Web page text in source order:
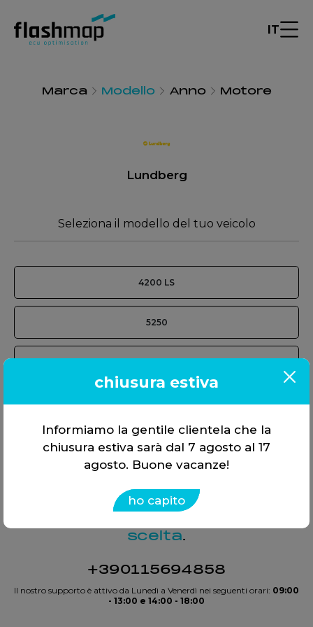
IT
Marca Modello Anno Motore
Lundberg
Seleziona il modello del tuo veicolo
4200 LS
5250
Offriamo soluzioni, non solo
scelta.
+390115694858
Il nostro supporto è attivo da Lunedì a Venerdì nei seguenti orari: 09:00
- 13:00 e 14:00 - 18:00
chiusura estiva
Informiamo la gentile clientela che la
chiusura estiva sarà dal 7 agosto al 17
agosto. Buone vacanze!
ho capito